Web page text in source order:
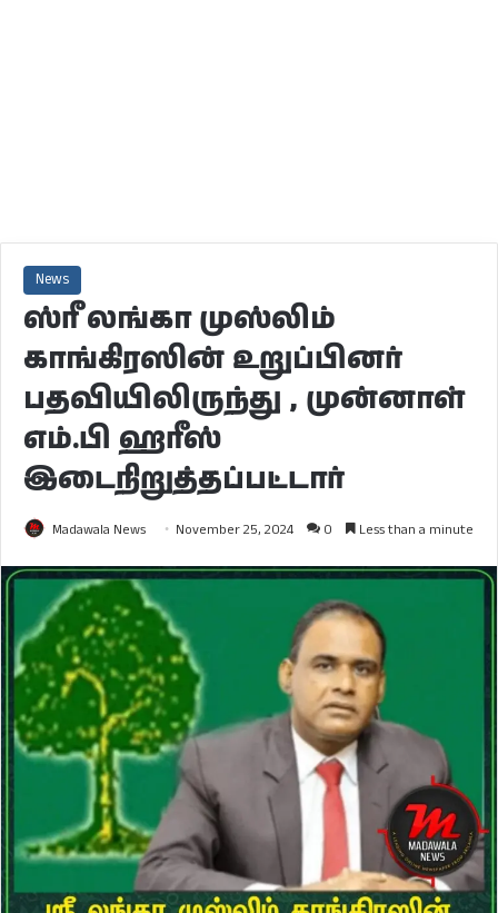
News
ஸ்ரீ லங்கா முஸ்லிம்
காங்கிரஸின் உறுப்பினர்
பதவியிலிருந்து , முன்னாள்
எம்.பி ஹரீஸ்
இடைநிறுத்தப்பட்டார்
Madawala News November 25, 2024 0 Less than a minute